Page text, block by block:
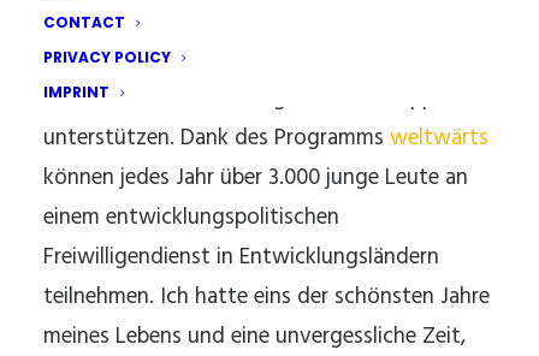
CONTACT
PRIVACY POLICY
IMPRINT
Ein ganzes Jahr war ich auf den Philippinen und
habe dort in Projekten gearbeitet, die
Kinderrechte und Bildung auf den Philippinen
unterstützen. Dank des Programms weltwärts
können jedes Jahr über 3.000 junge Leute an
einem entwicklungspolitischen
Freiwilligendienst in Entwicklungsländern
teilnehmen. Ich hatte eins der schönsten Jahre
meines Lebens und eine unvergessliche Zeit,